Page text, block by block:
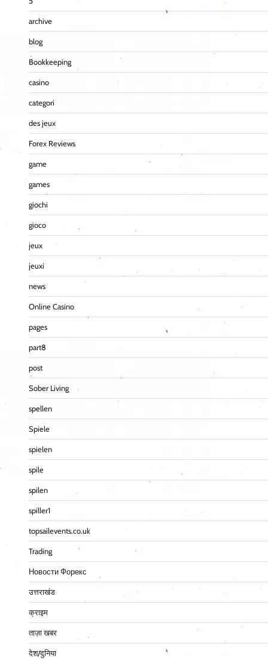
archive
blog
Bookkeeping
casino
categori
des jeux
Forex Reviews
game
games
giochi
gioco
jeux
jeuxi
news
Online Casino
pages
part8
post
Sober Living
spellen
Spiele
spielen
spile
spilen
spiller1
topsailevents.co.uk
Trading
Новости Форекс
उत्तराखंड
क्राइम
ताज़ा खबर
देश/दुनिया